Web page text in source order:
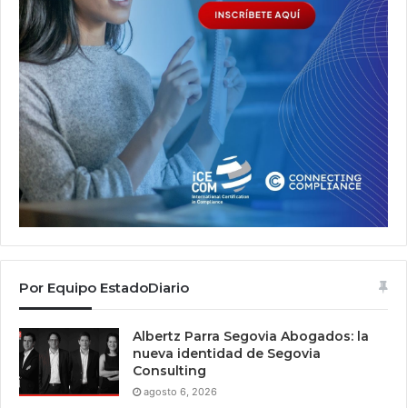
Por Equipo EstadoDiario
Albertz Parra Segovia Abogados: la
nueva identidad de Segovia
Consulting
agosto 6, 2026